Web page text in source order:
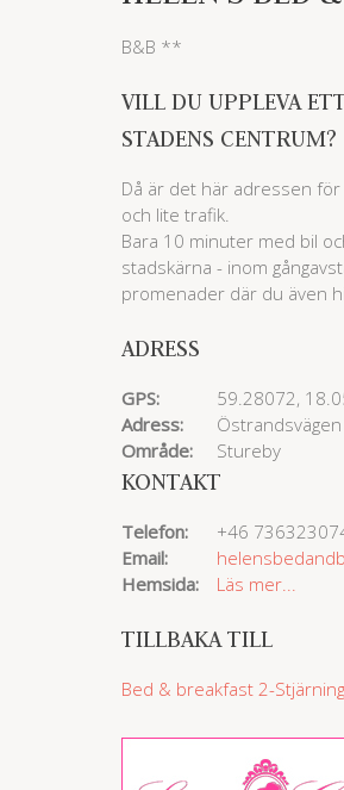
B&B **
VILL DU UPPLEVA
STADENS CENTRUM?
Då är det här adressen
och lite trafik.
Bara 10 minuter med bil
stadskärna - inom
promenader där du även
ADRESS
GPS:
59.28072,
Adress:
Område:
Stureby
KONTAKT
Telefon:
+46
Email:
Hemsida:
Läs mer...
TILLBAKA TILL
Bed & breakfast 2-